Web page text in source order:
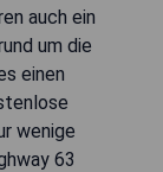
auch ein
um die
einen
wenige
63